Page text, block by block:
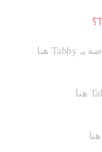
يمكنك العثور على صفحة الشروط والأحكام الخاصة بـ Tabby هنا
يمكنك العثور على بيان الخصوصية الخاص بـ Tabby هنا
يمكنك أيضًا التواصل مع فريق دعم عملاء Tabby هنا